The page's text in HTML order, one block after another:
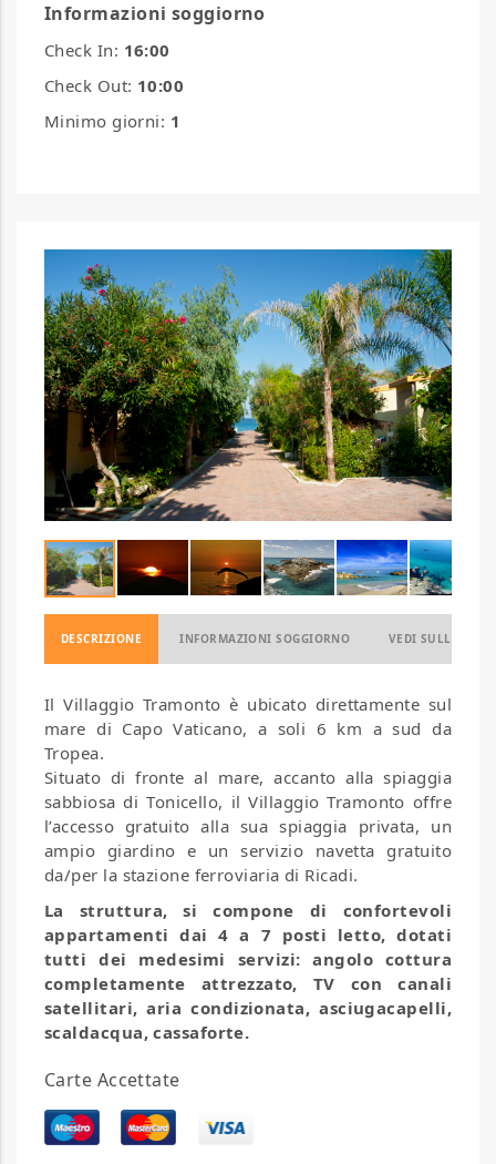
Informazioni soggiorno
Check In: 16:00
Check Out: 10:00
Minimo giorni: 1
DESCRIZIONE INFORMAZIONI SOGGIORNO VEDI SULLA
Il Villaggio Tramonto è ubicato direttamente sul
mare di Capo Vaticano, a soli 6 km a sud da
Tropea.
Situato di fronte al mare, accanto alla spiaggia
sabbiosa di Tonicello, il Villaggio Tramonto offre
l’accesso gratuito alla sua spiaggia privata, un
ampio giardino e un servizio navetta gratuito
da/per la stazione ferroviaria di Ricadi.
La struttura, si compone di confortevoli
appartamenti dai 4 a 7 posti letto, dotati
tutti dei medesimi servizi: angolo cottura
completamente attrezzato, TV con canali
satellitari, aria condizionata, asciugacapelli,
scaldacqua, cassaforte.
Carte Accettate